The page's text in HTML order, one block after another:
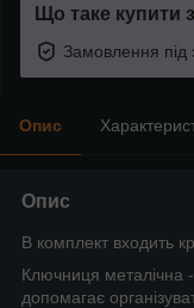
Що таке купити
Замовлення під
Опис
Опис
В комплект входить
Ключниця металічна
допомагає